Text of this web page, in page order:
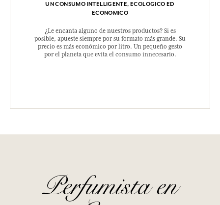
UN CONSUMO INTELLIGENTE, ECOLOGICO ED
ECONOMICO
¿Le encanta alguno de nuestros productos? Si es
posible, apueste siempre por su formato más grande. Su
precio es más económico por litro. Un pequeño gesto
por el planeta que evita el consumo innecesario.
Perfumista en